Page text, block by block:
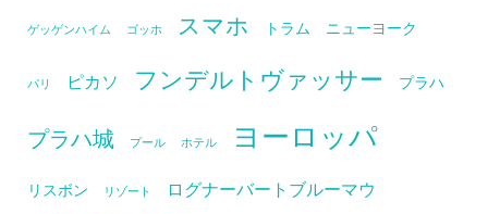
ゲッゲンハイム ゴッホ スマホ トラム ニューヨーク
パリ ピカソ フンデルトヴァッサー プラハ
プラハ城 プール ホテル ヨーロッパ
リスボン リゾート
ログナーバートブルーマウ